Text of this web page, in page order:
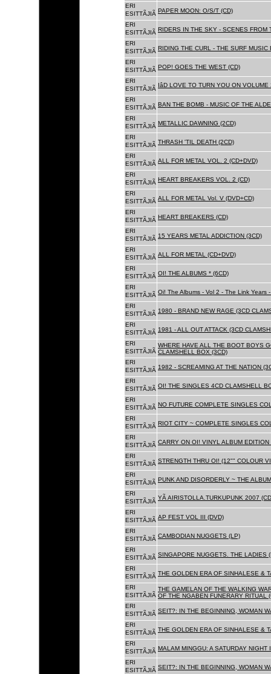
ERI
ESITTÃJIÃ PAPER MOON: O/S/T (CD)
ERI
ESITTÃJIÃ RIDERS IN THE SKY - SCENES FROM
ERI
ESITTÃJIÃ RIDING THE CURL - THE SURF
ERI
ESITTÃJIÃ POP! GOES THE WEST (CD)
ERI
ESITTÃJIÃ
IâD LOVE TO TURN YOU ON VOLUME
ERI
ESITTÃJIÃ BAN THE BOMB - MUSIC OF THE
ERI
ESITTÃJIÃ METALLIC DAWNING (2CD)
ERI
ESITTÃJIÃ THRASH 'TIL DEATH (2CD)
ERI
ESITTÃJIÃ ALL FOR METAL VOL. 2 (CD+DVD)
ERI
ESITTÃJIÃ HEART BREAKERS VOL. 2 (CD)
ERI
ESITTÃJIÃ ALL FOR METAL Vol. V (DVD+CD)
ERI
ESITTÃJIÃ HEART BREAKERS (CD)
ERI
ESITTÃJIÃ 15 YEARS METAL ADDICTION (3CD)
ERI
ESITTÃJIÃ ALL FOR METAL (CD+DVD)
ERI
ESITTÃJIÃ OI! THE ALBUMS * (6CD)
ERI
ESITTÃJIÃ Oi! The Albums - Vol 2 - The Link Years
ERI
ESITTÃJIÃ 1980 - BRAND NEW RAGE (3CD
ERI
ESITTÃJIÃ 1981 - ALL OUT ATTACK (3CD
ERI
ESITTÃJIÃ
WHERE HAVE ALL THE BOOT BOYS
CLAMSHELL BOX (3CD)
ERI
ESITTÃJIÃ 1982 - SCREAMING AT THE NATION
ERI
ESITTÃJIÃ OI! THE SINGLES 4CD CLAMSHELL
ERI
ESITTÃJIÃ NO FUTURE COMPLETE SINGLES
ERI
ESITTÃJIÃ RIOT CITY ~ COMPLETE SINGLES
ERI
ESITTÃJIÃ CARRY ON OI! VINYL ALBUM EDITION
ERI
ESITTÃJIÃ STRENGTH THRU OI! (12"" COLOUR
ERI
ESITTÃJIÃ PUNK AND DISORDERLY ~ THE
ERI
ESITTÃJIÃ
YÃ AIRISTOLLA.TURKUPUNK 2007
ERI
ESITTÃJIÃ AP FEST VOL III (DVD)
ERI
ESITTÃJIÃ CAMBODIAN NUGGETS (LP)
ERI
ESITTÃJIÃ SINGAPORE NUGGETS. THE LADIES
ERI
ESITTÃJIÃ THE GOLDEN ERA OF SINHALESE &
ERI
ESITTÃJIÃ
THE GAMELAN OF THE WALKING
OF THE NGABEN FUNERARY RITUAL
ERI
ESITTÃJIÃ SEIT?: IN THE BEGINNING, WOMAN
ERI
ESITTÃJIÃ THE GOLDEN ERA OF SINHALESE &
ERI
ESITTÃJIÃ MALAM MINGGU: A SATURDAY NIGHT
ERI
ESITTÃJIÃ SEIT?: IN THE BEGINNING, WOMAN